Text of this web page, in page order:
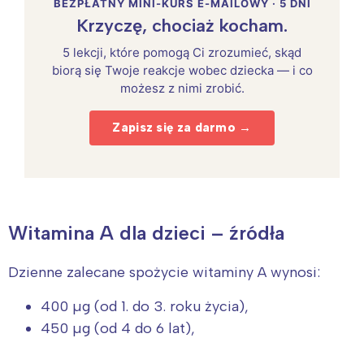
BEZPŁATNY MINI-KURS E-MAILOWY · 5 DNI
Krzyczę, chociaż kocham.
5 lekcji, które pomogą Ci zrozumieć, skąd
biorą się Twoje reakcje wobec dziecka — i co
możesz z nimi zrobić.
Zapisz się za darmo →
Witamina A dla dzieci – źródła
Dzienne zalecane spożycie witaminy A wynosi:
400 µg (od 1. do 3. roku życia),
450 µg (od 4 do 6 lat),